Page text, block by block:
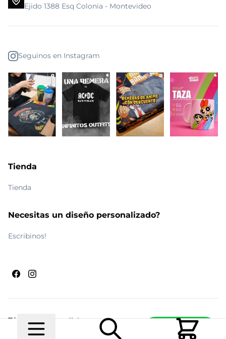
Escribinos
Ejido 1388 Esq Colonia - Montevideo
Seguinos en Instagram
Tienda
Tienda
Necesitas un diseño personalizado?
Escribinos!
© 2026 Maldito RamónRealizado por Ecwid de
Términos y condiciones